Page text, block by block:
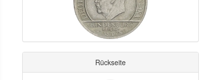
Rückseite